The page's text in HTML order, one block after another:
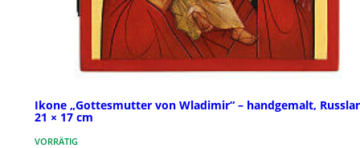
Ikone „Gottesmutter von Wladimir“ – handgemalt,
21 × 17 cm
VORRÄTIG